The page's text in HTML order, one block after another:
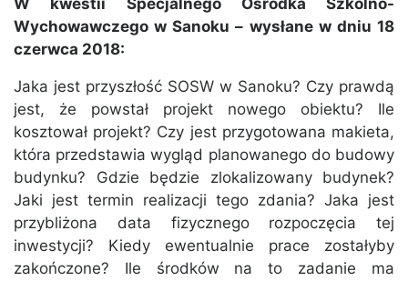
W kwestii Specjalnego Ośrodka Szkolno-
Wychowawczego w Sanoku – wysłane w dniu 18
czerwca 2018:
Jaka jest przyszłość SOSW w Sanoku? Czy prawdą
jest, że powstał projekt nowego obiektu? Ile
kosztował projekt? Czy jest przygotowana makieta,
która przedstawia wygląd planowanego do budowy
budynku? Gdzie będzie zlokalizowany budynek?
Jaki jest termin realizacji tego zdania? Jaka jest
przybliżona data fizycznego rozpoczęcia tej
inwestycji? Kiedy ewentualnie prace zostałyby
zakończone? Ile środków na to zadanie ma